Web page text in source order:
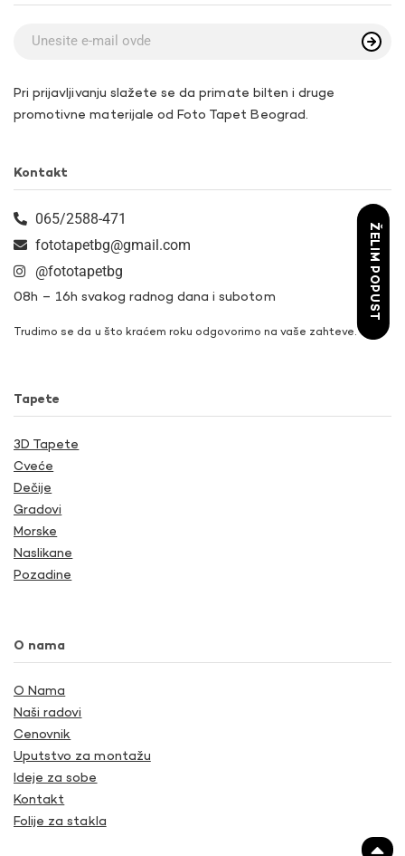
Pri prijavljivanju slažete se da primate bilten i druge
promotivne materijale od Foto Tapet Beograd.
Kontakt
065/2588-471
fototapetbg@gmail.com
@fototapetbg
08h – 16h svakog radnog dana i subotom
Trudimo se da u što kraćem roku odgovorimo na vaše zahteve.
Tapete
3D Tapete
Cveće
Dečije
Gradovi
Morske
Naslikane
Pozadine
O nama
O Nama
Naši radovi
Cenovnik
Uputstvo za montažu
Ideje za sobe
Kontakt
Folije za stakla
ŽELIM POPUST